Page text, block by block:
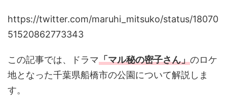
https://twitter.com/maruhi_mitsuko/status/18070
51520862773343
この記事では、ドラマ「マル秘の密子さん」のロケ
地となった千葉県船橋市の公園について解説しま
す。